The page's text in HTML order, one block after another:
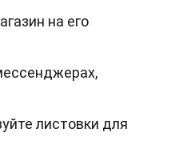
на его
листовки для